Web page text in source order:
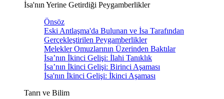
İsa'nın Yerine Getirdiği Peygamberlikler
Önsöz
Eski Antlaşma'da Bulunan ve İsa Tarafından
Gerçekleştirilen Peygamberlikler
Melekler Omuzlarının Üzerinden Baktılar
İsa’nın İkinci Gelişi: İlahi Tanıklık
İsa’nın İkinci Gelişi: Birinci Aşaması
İsa'nın İkinci Gelişi: İkinci Aşaması
Tanrı ve Bilim